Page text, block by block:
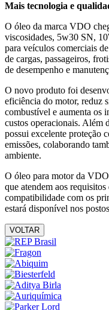
Mais tecnologia e
O óleo da marca VDO
viscosidades, 5w30 SN,
para veículos comerciais
de cargas, passageiros,
de desempenho e
O novo produto foi
eficiência do motor, reduz
combustível e aumenta os
custos operacionais. Além
possui excelente proteção
emissões, colaborando
ambiente.
O óleo para motor da
que atendem aos
compatibilidade com os
estará disponível nos
VOLTAR